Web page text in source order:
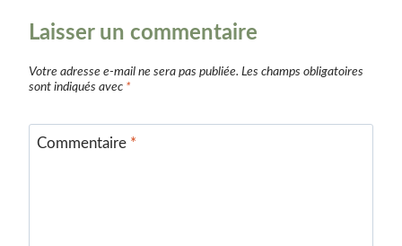
Laisser un commentaire
Votre adresse e-mail ne sera pas publiée. Les champs obligatoires
sont indiqués avec *
Commentaire *